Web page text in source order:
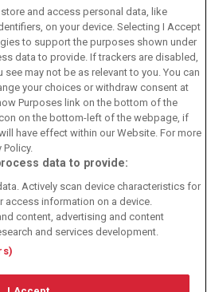
für Volljährige verfügbar. Es gelten
Webseiten der Buchmacher.
aber auch süchtig machen!
süchtig machen - Hilfe finden Sie auf
buwei.de
sind offiziell in Deutschlandlizenziert
Glücksspielbehörde der Länderreguliert
and access personal data, like
on your device. Selecting I Accept
to support the purposes shown under
data to provide. If trackers are disabled,
may not be as relevant to you. You can
your choices or withdraw consent at
Purposes link on the bottom of the
on the bottom-left of the webpage, if
have effect within our Website. For more
Policy.
data to provide:
Actively scan device characteristics for
access information on a device.
content, advertising and content
and services development.